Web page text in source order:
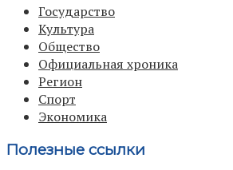
Государство
Культура
Общество
Официальная хроника
Регион
Спорт
Экономика
Полезные ссылки